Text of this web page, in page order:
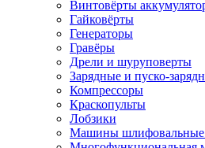
Винтовёрты
Гайковёрты
Генераторы
Гравёры
Дрели и шуруповерты
Зарядные и пуско-
Компрессоры
Краскопульты
Лобзики
Машины шлифовальные